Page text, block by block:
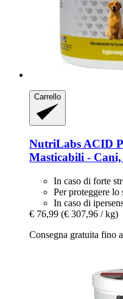
Carrello
NutriLabs ACID
Masticabili -​ Cani,
In caso di forte
Per proteggere lo
In caso di
€ 76,99 (€ 307,96 / kg)
Consegna gratuita fino